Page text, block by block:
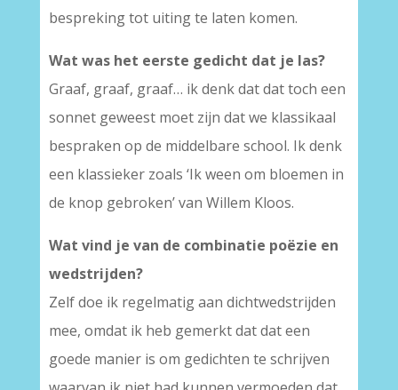
bespreking tot uiting te laten komen.
Wat was het eerste gedicht dat je las?
Graaf, graaf, graaf… ik denk dat dat toch een
sonnet geweest moet zijn dat we klassikaal
bespraken op de middelbare school. Ik denk
een klassieker zoals ‘Ik ween om bloemen in
de knop gebroken’ van Willem Kloos.
Wat vind je van de combinatie poëzie en
wedstrijden?
Zelf doe ik regelmatig aan dichtwedstrijden
mee, omdat ik heb gemerkt dat dat een
goede manier is om gedichten te schrijven